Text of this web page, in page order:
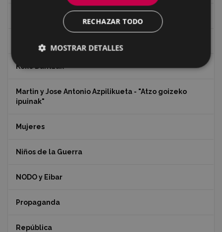
Indalecio Ojanguren Diputación de Gipuzkoa
Koko Dantzak
Martin y Jose Antonio Azpilikueta - "Atzo goizeko
ipuinak"
Mujeres
Niños de la Guerra
NODO y Eibar
Propaganda
República
RECHAZAR TODO
MOSTRAR DETALLES